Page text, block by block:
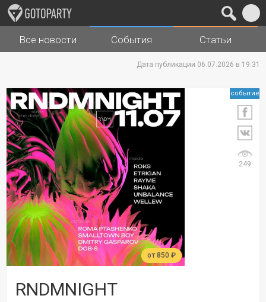
Города Музыка
Все новости События Статьи
Дата публикации 06.07.2026 в 19:31
от 850 ₽
событие
249
RNDMNIGHT